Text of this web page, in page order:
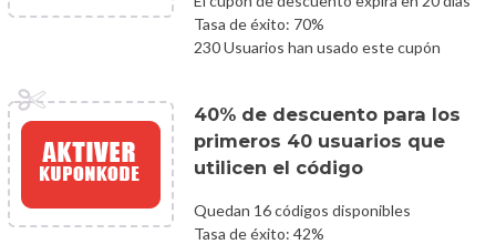
Tasa de éxito: 70%
230 Usuarios han usado este cupón
40% de descuento para los
primeros 40 usuarios que
utilicen el código
Quedan 16 códigos disponibles
Tasa de éxito: 42%